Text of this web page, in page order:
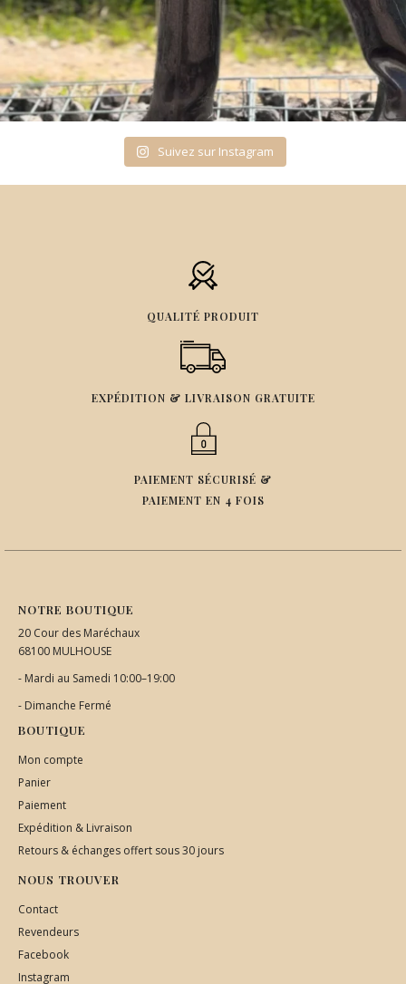
Suivez sur Instagram
QUALITÉ PRODUIT
EXPÉDITION & LIVRAISON GRATUITE
PAIEMENT SÉCURISÉ &
PAIEMENT EN 4 FOIS
NOTRE BOUTIQUE
20 Cour des Maréchaux
68100 MULHOUSE
- Mardi au Samedi 10:00–19:00
- Dimanche Fermé
BOUTIQUE
Mon compte
Panier
Paiement
Expédition & Livraison
Retours & échanges offert sous 30 jours
NOUS TROUVER
Contact
Revendeurs
Facebook
Instagram